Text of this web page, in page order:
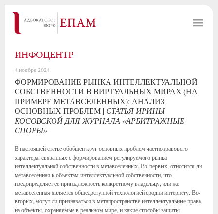
ИНФОЦЕНТР
4 ноября 2024
ФОРМИРОВАНИЕ РЫНКА ИНТЕЛЛЕКТУАЛЬНОЙ
СОБСТВЕННОСТИ В ВИРТУАЛЬНЫХ МИРАХ (НА
ПРИМЕРЕ МЕТАВСЕЛЕННЫХ): АНАЛИЗ
ОСНОВНЫХ ПРОБЛЕМ | СТАТЬЯ ИРИНЫ
КОСОВСКОЙ ДЛЯ ЖУРНАЛА «АРБИТРАЖНЫЕ
СПОРЫ»
В настоящей статье обобщен круг основных проблем частноправового
характера, связанных с формированием регулируемого рынка
интеллектуальной собственности в метавселенных. Во-первых, относится ли
метавселенная к объектам интеллектуальной собственности, что
предопределяет ее принадлежность конкретному владельцу, или же
метавселенная является общедоступной технологией сродни интернету. Во-
вторых, могут ли признаваться в метапространстве интеллектуальные права
на объекты, охраняемые в реальном мире, и какие способы защиты